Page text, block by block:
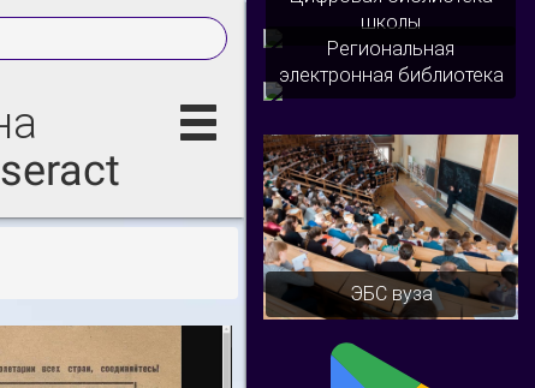
школы
Региональная
электронная библиотека
ЭБС вуза